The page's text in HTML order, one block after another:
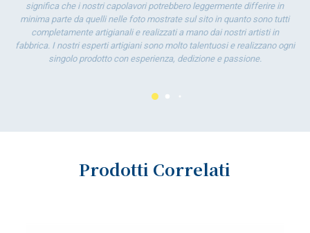
significa che i nostri capolavori potrebbero leggermente differire in
minima parte da quelli nelle foto mostrate sul sito in quanto sono tutti
completamente artigianali e realizzati a mano dai nostri artisti in
fabbrica. I nostri esperti artigiani sono molto talentuosi e realizzano ogni
singolo prodotto con esperienza, dedizione e passione.
Prodotti Correlati